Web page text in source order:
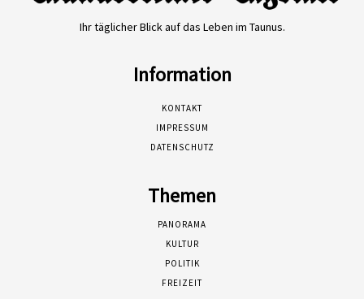
Ihr täglicher Blick auf das Leben im Taunus.
Information
KONTAKT
IMPRESSUM
DATENSCHUTZ
Themen
PANORAMA
KULTUR
POLITIK
FREIZEIT